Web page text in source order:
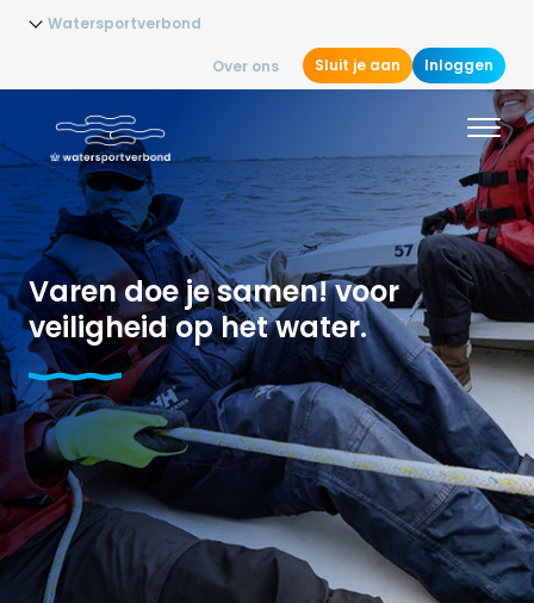
Watersportverbond
Over ons Sluit je aan Inloggen
Varen doe je samen! voor
veiligheid op het water.